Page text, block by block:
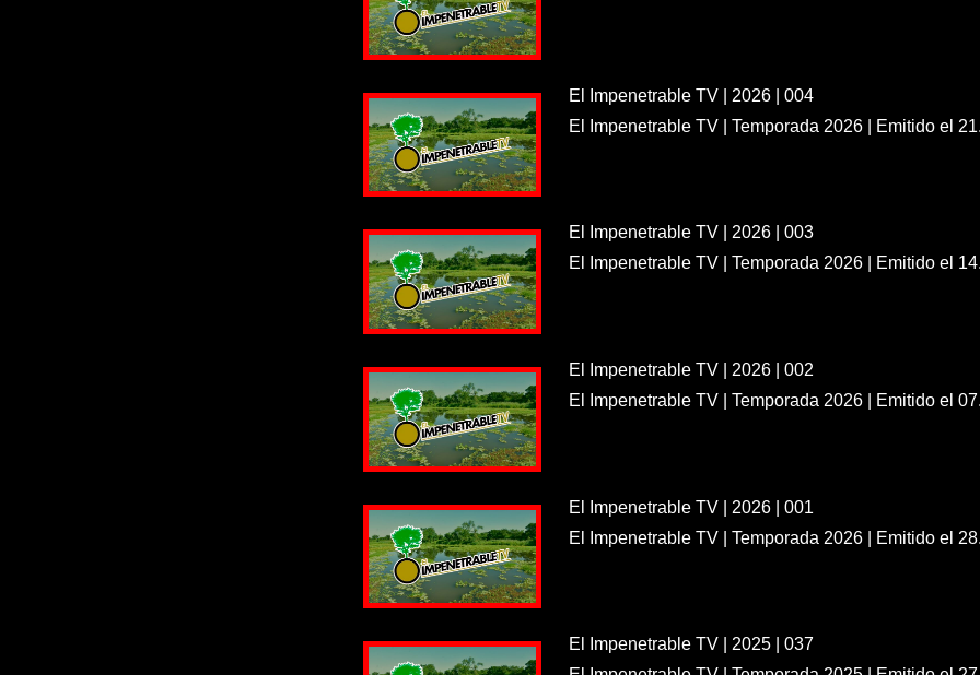
El Impenetrable TV | 2026 | 004
El Impenetrable TV | Temporada 2026 | Emitido el
El Impenetrable TV | 2026 | 003
El Impenetrable TV | Temporada 2026 | Emitido el
El Impenetrable TV | 2026 | 002
El Impenetrable TV | Temporada 2026 | Emitido el
El Impenetrable TV | 2026 | 001
El Impenetrable TV | Temporada 2026 | Emitido el
El Impenetrable TV | 2025 | 037